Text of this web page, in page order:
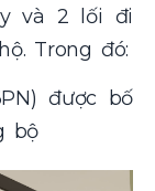
và 2 lối đi
Trong đó:
được bố
bộ